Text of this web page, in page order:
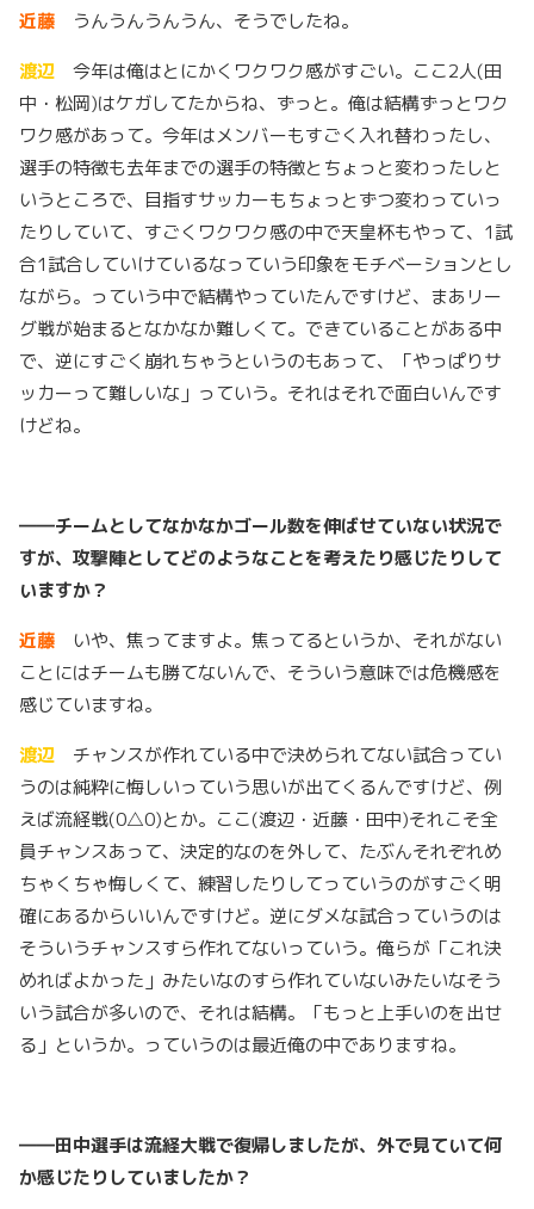
近藤
うんうんうんうん、そうでしたね。
渡辺
今年は俺はとにかくワクワク感がすごい。ここ2人(田
中・松岡)はケガしてたからね、ずっと。俺は結構ずっとワク
ワク感があって。今年はメンバーもすごく入れ替わったし、
選手の特徴も去年までの選手の特徴とちょっと変わったしと
いうところで、目指すサッカーもちょっとずつ変わっていっ
たりしていて、すごくワクワク感の中で天皇杯もやって、1試
合1試合していけているなっていう印象をモチベーションとし
ながら。っていう中で結構やっていたんですけど、まあリー
グ戦が始まるとなかなか難しくて。できていることがある中
で、逆にすごく崩れちゃうというのもあって、「やっぱりサ
ッカーって難しいな」っていう。それはそれで面白いんです
けどね。
――チームとしてなかなかゴール数を伸ばせていない状況で
すが、攻撃陣としてどのようなことを考えたり感じたりして
いますか？
近藤
いや、焦ってますよ。焦ってるというか、それがない
ことにはチームも勝てないんで、そういう意味では危機感を
感じていますね。
渡辺
チャンスが作れている中で決められてない試合ってい
うのは純粋に悔しいっていう思いが出てくるんですけど、例
えば流経戦(0△0)とか。ここ(渡辺・近藤・田中)それこそ全
員チャンスあって、決定的なのを外して、たぶんそれぞれめ
ちゃくちゃ悔しくて、練習したりしてっていうのがすごく明
確にあるからいいんですけど。逆にダメな試合っていうのは
そういうチャンスすら作れてないっていう。俺らが「これ決
めればよかった」みたいなのすら作れていないみたいなそう
いう試合が多いので、それは結構。「もっと上手いのを出せ
る」というか。っていうのは最近俺の中でありますね。
――田中選手は流経大戦で復帰しましたが、外で見ていて何
か感じたりしていましたか？